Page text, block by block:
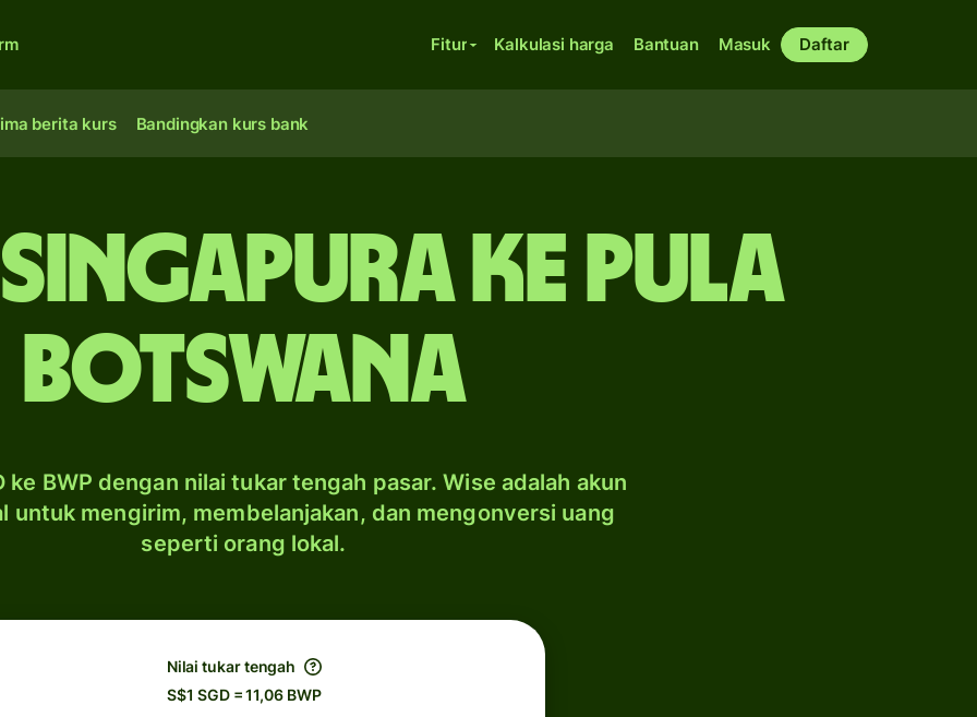
Fitur Kalkulasi harga Bantuan Masuk Daftar
berita kurs Bandingkan kurs bank
ke pula
Botswana
ke BWP dengan nilai tukar tengah pasar. Wise adalah akun
untuk mengirim, membelanjakan, dan mengonversi uang
seperti orang lokal.
Nilai tukar tengah
S$1 SGD = 11,06 BWP